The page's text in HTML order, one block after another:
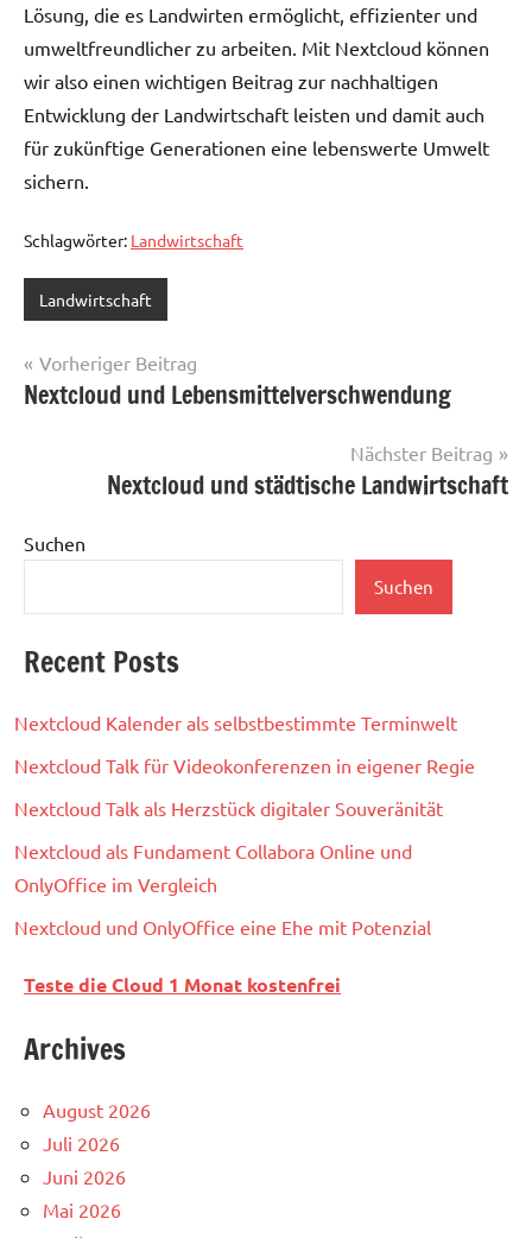
Lösung, die es Landwirten ermöglicht, effizienter und
umweltfreundlicher zu arbeiten. Mit Nextcloud können
wir also einen wichtigen Beitrag zur nachhaltigen
Entwicklung der Landwirtschaft leisten und damit auch
für zukünftige Generationen eine lebenswerte Umwelt
sichern.
Schlagwörter: Landwirtschaft
Landwirtschaft
Beitragsnavigation
Vorheriger Beitrag
Nextcloud und Lebensmittelverschwendung
Nächster Beitrag
Nextcloud und städtische Landwirtschaft
Suchen
Suchen
Recent Posts
Nextcloud Kalender als selbstbestimmte Terminwelt
Nextcloud Talk für Videokonferenzen in eigener Regie
Nextcloud Talk als Herzstück digitaler Souveränität
Nextcloud als Fundament Collabora Online und
OnlyOffice im Vergleich
Nextcloud und OnlyOffice eine Ehe mit Potenzial
Teste die Cloud 1 Monat kostenfrei
Archives
August 2026
Juli 2026
Juni 2026
Mai 2026